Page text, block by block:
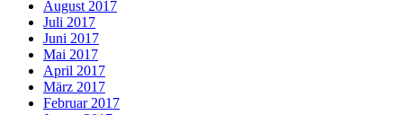
August 2017
Juli 2017
Juni 2017
Mai 2017
April 2017
März 2017
Februar 2017